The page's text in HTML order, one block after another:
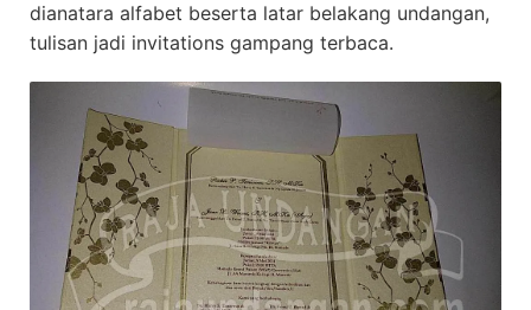
dianatara alfabet beserta latar belakang undangan,
tulisan jadi invitations gampang terbaca.